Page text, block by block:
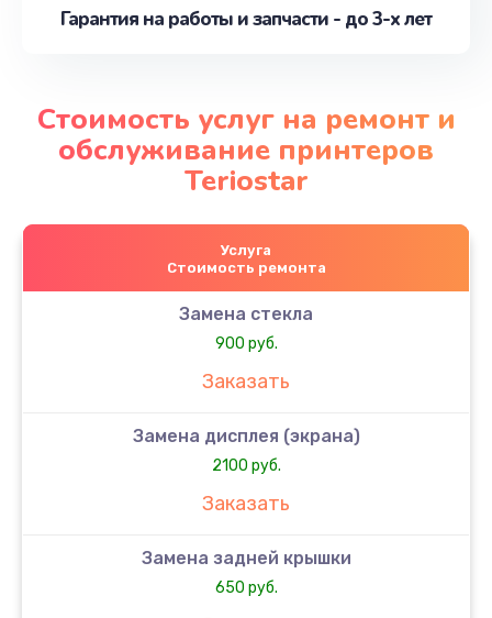
Гарантия на работы и запчасти - до 3-х лет
Стоимость услуг на ремонт и
обслуживание принтеров
Teriostar
Услуга
Стоимость ремонта
Замена стекла
900 руб.
Заказать
Замена дисплея (экрана)
2100 руб.
Заказать
Замена задней крышки
650 руб.